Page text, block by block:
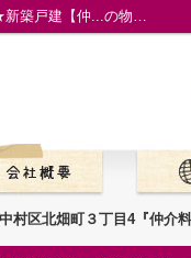
名古屋市中村区北畑町３丁目4『仲介料無料』新築戸建て ★【おすすめ物件】★新築戸建【仲...の物件情報／名古屋市の仲介手数料無料の新築一戸建て／ロイホームズ不動産
村区北畑町３丁目4『仲介